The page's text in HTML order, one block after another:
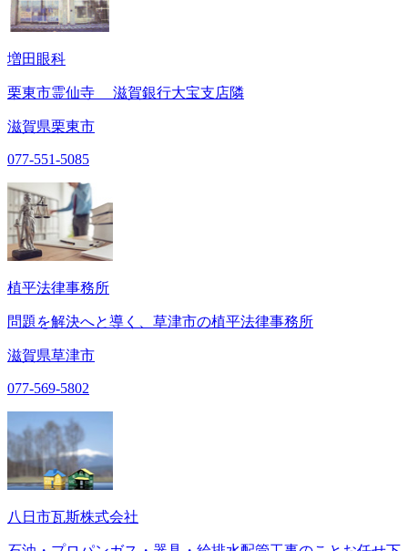
増田眼科
栗東市霊仙寺 滋賀銀行大宝支店隣
滋賀県栗東市
077-551-5085
植平法律事務所
問題を解決へと導く、草津市の植平法律事務所
滋賀県草津市
077-569-5802
八日市瓦斯株式会社